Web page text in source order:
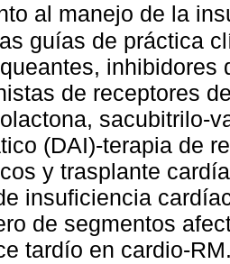
al manejo de la
guías de práctica
inhibidores
de receptores
sacubitrilo-
(DAI)-terapia de
y trasplante
insuficiencia
de segmentos
tardío en cardio-